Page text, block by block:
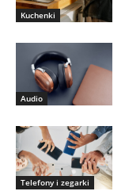
Kuchenki
Audio
Telefony i zegarki